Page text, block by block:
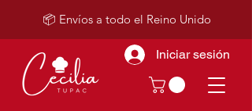
Iniciar sesión
📦 Envíos a todo el Reino Unido